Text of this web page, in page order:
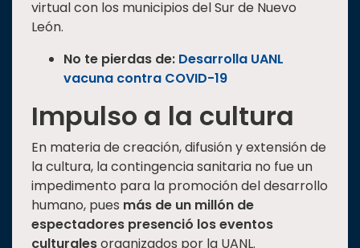
virtual con los municipios del Sur de Nuevo
León.
No te pierdas de: Desarrolla UANL
vacuna contra COVID-19
Impulso a la cultura
En materia de creación, difusión y extensión de
la cultura, la contingencia sanitaria no fue un
impedimento para la promoción del desarrollo
humano, pues más de un millón de
espectadores presenció los eventos
culturalesorganizados por la UANL.